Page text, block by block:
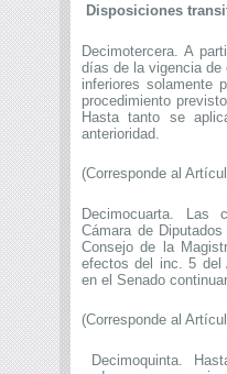
Disposiciones
Decimotercera. A
días de la vigencia de
inferiores solamente
procedimiento
Hasta tanto se
anterioridad.
(Corresponde al
Decimocuarta.
Cámara de
Consejo de la
efectos del inc. 5 del
en el Senado
(Corresponde al
Decimoquinta.